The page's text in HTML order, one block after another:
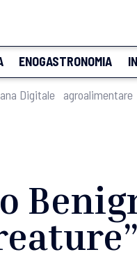
ENOGASTRONOMIA
Digitale agroalimentare